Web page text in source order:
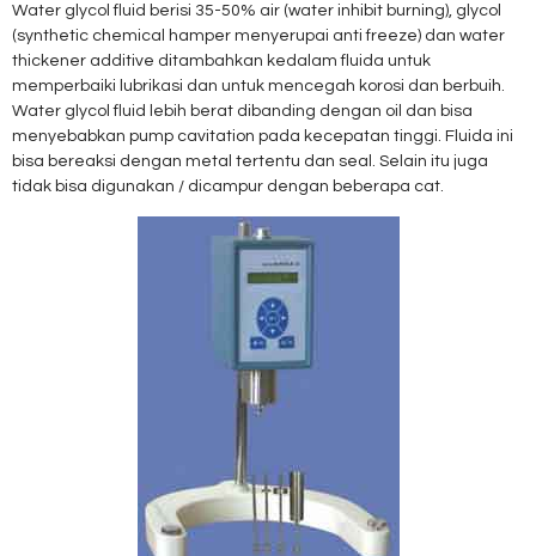
Water glycol fluid berisi 35-50% air (water inhibit burning), glycol
(synthetic chemical hamper menyerupai anti freeze) dan water
thickener additive ditambahkan kedalam fluida untuk
memperbaiki lubrikasi dan untuk mencegah korosi dan berbuih.
Water glycol fluid lebih berat dibanding dengan oil dan bisa
menyebabkan pump cavitation pada kecepatan tinggi. Fluida ini
bisa bereaksi dengan metal tertentu dan seal. Selain itu juga
tidak bisa digunakan / dicampur dengan beberapa cat.